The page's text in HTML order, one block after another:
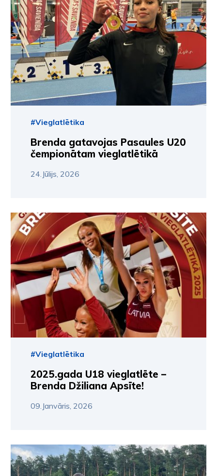
#Vieglatlētika
Brenda gatavojas Pasaules U20
čempionātam vieglatlētikā
24.Jūlijs, 2026
#Vieglatlētika
2025.gada U18 vieglatlēte –
Brenda Džiliana Apsīte!
09.Janvāris, 2026